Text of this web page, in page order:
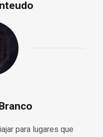
para lugares que